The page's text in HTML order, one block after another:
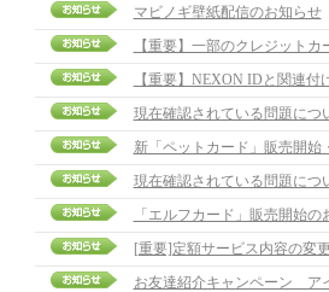
マビノギ壁紙配信のお知らせ
【重要】一部のクレジット
【重要】NEXON IDと関連
現在確認されている問題につ
新「ペットカード」販売開始
現在確認されている問題につ
「エルフカード」販売開始の
[重要]定額サービス内容の変
お友達紹介キャンペーン ア